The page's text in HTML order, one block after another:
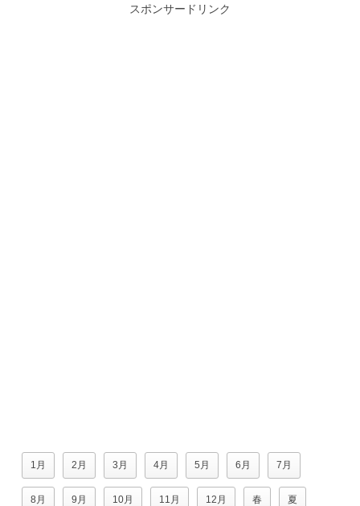
スポンサードリンク
1月 2月 3月 4月 5月 6月 7月
8月 9月 10月 11月 12月 春 夏